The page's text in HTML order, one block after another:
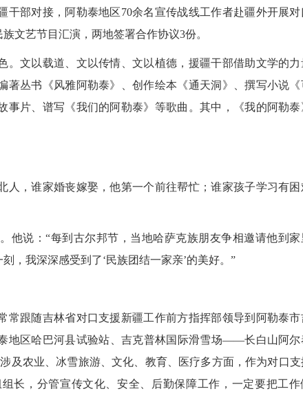
部对接，阿勒泰地区70余名宣传战线工作者赴疆外开展对
文艺节目汇演，两地签署合作协议3份。
文以载道、文以传情、文以植德，援疆干部借助文学的力
著丛书《风雅阿勒泰》、创作绘本《通天洞》、撰写小说《
事片、谱写《我们的阿勒泰》等歌曲。其中，《我的阿勒泰
，谁家婚丧嫁娶，他第一个前往帮忙；谁家孩子学习有困
说：“每到古尔邦节，当地哈萨克族朋友争相邀请他到家
，我深深感受到了‘民族团结一家亲’的美好。”
跟随吉林省对口支援新疆工作前方指挥部领导到阿勒泰市
地区哈巴河县试验站、吉克普林国际滑雪场——长白山阿尔
及农业、冰雪旅游、文化、教育、医疗多方面，作为对口
长，分管宣传文化、安全、后勤保障工作，一定要把工作